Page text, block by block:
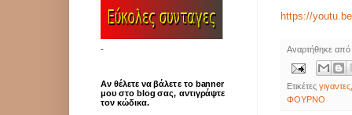
https://
Αναρτήθηκε
Ετικέτεςγιγαντες
ΦΟΥΡΝΟ
-
Αν θέλετε να βάλετε το banner
μου στο blog σας, αντιγράψτε
τον κώδικα.